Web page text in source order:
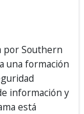
por Southern
una formación
información y
está